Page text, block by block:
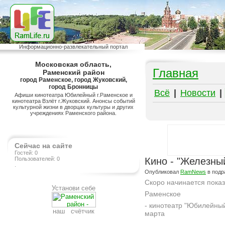
Информационно-развлекательный портал
Московская область,
Раменский район
город Раменское, город Жуковский,
город Бронницы
Афиши кинотеатра Юбилейный г.Раменское и
кинотеатра Взлёт г.Жуковский. Анонсы событий
культурной жизни в дворцах культуры и других
учреждениях Раменского района.
Сейчас на сайте
Гостей: 0
Пользователей: 0
Установи себе
наш счётчик
Главная
Всё Новости
Кино -
Опубликовал RamNews в
Скоро начинается
Раменское
- кинотеатр
марта